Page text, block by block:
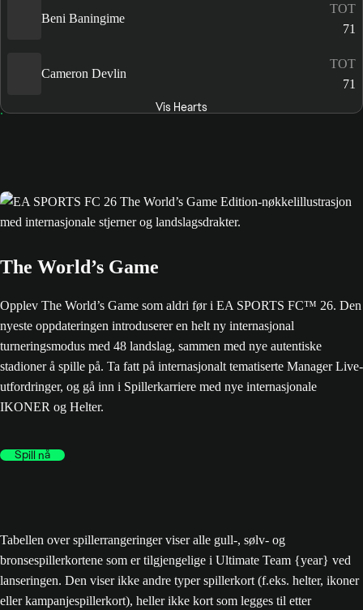
Beni Baningime
TOT
71
Cameron Devlin
TOT
71
Vis Hearts
The World’s Game
Opplev The World’s Game som aldri før i EA SPORTS FC™ 26. Den
nyeste oppdateringen introduserer en helt ny internasjonal
turneringsmodus med 48 landslag, sammen med nye autentiske
stadioner å spille på. Ta fatt på internasjonalt tematiserte Manager Live-
utfordringer, og gå inn i Spillerkarriere med nye internasjonale
IKONER og Helter.
Spill nå
Tabellen over spillerrangeringer viser alle gull-, sølv- og
bronsespillerkortene som er tilgjengelige i Ultimate Team {year} ved
lanseringen. Den viser ikke andre typer spillerkort (f.eks. helter, ikoner
eller kampanjespillerkort), heller ikke kort som legges til etter